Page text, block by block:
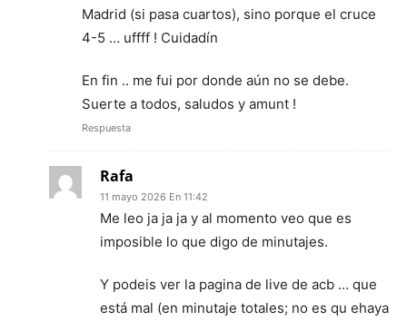
Madrid (si pasa cuartos), sino porque el cruce
4-5 … uffff ! Cuidadín
En fin .. me fui por donde aún no se debe.
Suerte a todos, saludos y amunt !
Respuesta
Rafa
11 mayo 2026 En 11:42
Me leo ja ja ja y al momento veo que es
imposible lo que digo de minutajes.
Y podeis ver la pagina de live de acb … que
está mal (en minutaje totales; no es qu ehaya